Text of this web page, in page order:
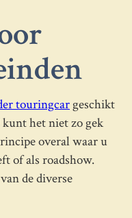
touringcargeschikt
kunt het niet zo gek
overal waar u
of als roadshow.
de diverse